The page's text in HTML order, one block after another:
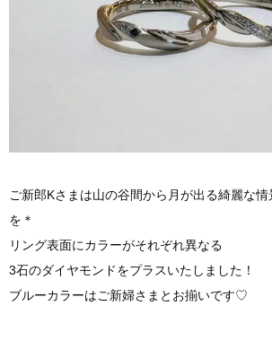
ご新郎Kさまは山の谷間から月が出る綺麗な情
を＊
リング表面にカラーがそれぞれ異なる
3石のダイヤモンドをプラスいたしました！
ブルーカラーはご新婦さまとお揃いです♡